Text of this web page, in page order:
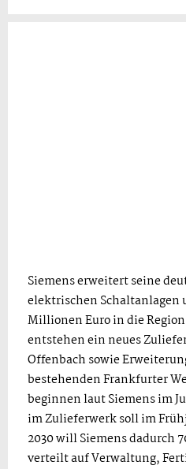
Siemens erweitert seine
elektrischen Schaltanlagen
Millionen Euro in die
entstehen ein neues
Offenbach sowie
bestehenden Frankfurter
beginnen laut Siemens im
im Zulieferwerk soll im
2030 will Siemens dadurch
verteilt auf Verwaltung,